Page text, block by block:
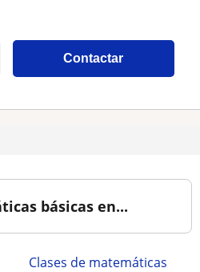
Contactar
básicas en...
Clases de matemáticas